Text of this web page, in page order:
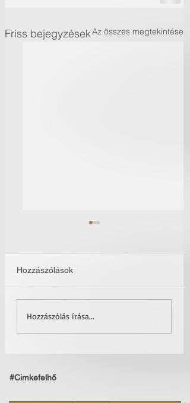
Friss bejegyzésekAz összes megtekintése
Időutazás
Hozzászólások
Hozzászólás írása...
#Cimkefelhő